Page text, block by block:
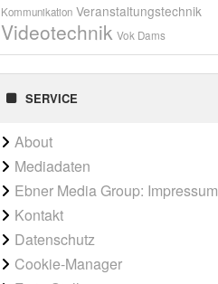
Kommunikation Veranstaltungstechnik
Videotechnik Vok Dams
SERVICE
About
Mediadaten
Ebner Media Group: Impressum
Kontakt
Datenschutz
Cookie-Manager